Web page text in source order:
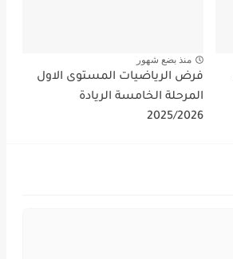
منذ بضع شهور
فرض الرياضيات المستوى الاول
المرحلة الخامسة الريادة
2025/2026